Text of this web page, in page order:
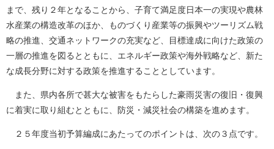
まで、残り２年となることから、子育て満足度日本一の実現や農林
水産業の構造改革のほか、ものづくり産業等の振興やツーリズム戦
略の推進、交通ネットワークの充実など、目標達成に向けた政策の
一層の推進を図るとともに、エネルギー政策や海外戦略など、新た
な成長分野に対する政策を推進することとしています。
また、県内各所で甚大な被害をもたらした豪雨災害の復旧・復興
に着実に取り組むとともに、防災・減災社会の構築を進めます。
２５年度当初予算編成にあたってのポイントは、次の３点です。